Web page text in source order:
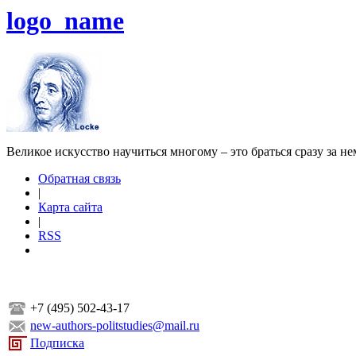
logo_name
Великое искусство научиться многому – это браться сразу за
Обратная связь
|
Карта сайта
|
RSS
+7 (495) 502-43-17
new-authors-politstudies@mail.ru
Подписка